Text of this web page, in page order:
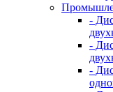
-
-
-